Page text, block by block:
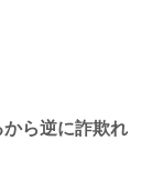
ら逆に詐欺れ